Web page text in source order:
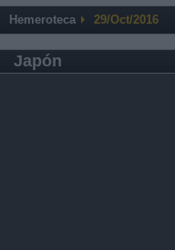
Hemeroteca 29/Oct/2016
Japón